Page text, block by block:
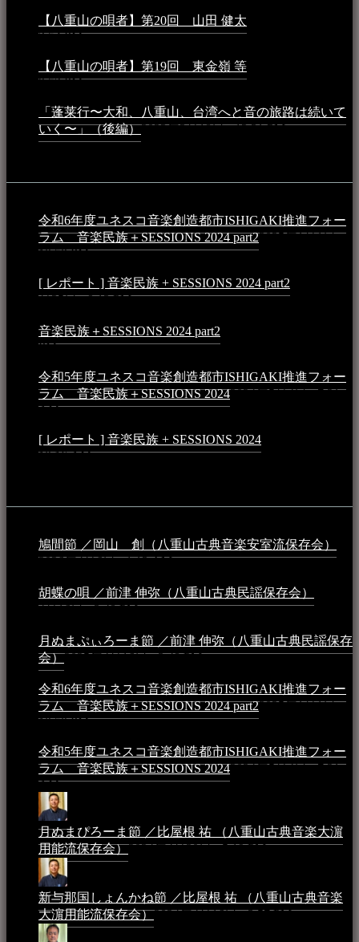
【八重山の唄者】第20回 山田 健太
3:54 PM
【八重山の唄者】第19回 東金嶺 等
9:52 PM
「蓬莱行〜大和、八重山、台湾へと音の旅路は続いて
いく〜」（後編）2023年3月18日 - 12:31 PM
令和6年度ユネスコ音楽創造都市ISHIGAKI推進フォー
ラム 音楽民族＋SESSIONS 2024 part22025年1月1日 -
10:50 PM
[ レポート ] 音楽民族 + SESSIONS 2024 part2
月25日 - 9:13 PM
音楽民族＋SESSIONS 2024 part2
PM
令和5年度ユネスコ音楽創造都市ISHIGAKI推進フォー
ラム 音楽民族＋SESSIONS 20242024年5月4日 - 7:21
AM
[ レポート ] 音楽民族 + SESSIONS 2024
10:16 AM
鳩間節 ／岡山 創（八重山古典音楽安室流保存会）
2026年4月6日 - 1:13 AM
胡蝶の唄 ／前津 伸弥（八重山古典民謡保存会）
4月16日 - 3:48 PM
月ぬまぷぃろーま節 ／前津 伸弥（八重山古典民謡保存
会）2025年4月16日 - 3:48 PM
令和6年度ユネスコ音楽創造都市ISHIGAKI推進フォー
ラム 音楽民族＋SESSIONS 2024 part22025年1月1日 -
10:50 PM
令和5年度ユネスコ音楽創造都市ISHIGAKI推進フォー
ラム 音楽民族＋SESSIONS 20242024年5月4日 - 7:21
AM
月ぬまぴろーま節 ／比屋根 祐 （八重山古典音楽大濵
用能流保存会）2024年4月20日 - 5:19 PM
新与那国しょんかね節 ／比屋根 祐 （八重山古典音楽
大濵用能流保存会）2024年4月16日 - 3:57 PM